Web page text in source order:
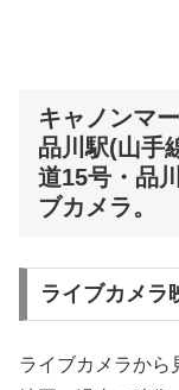
キャノンマ
品川駅(山手
道15号・品
ブカメラ。
ライブカメラ
ライブカメラから